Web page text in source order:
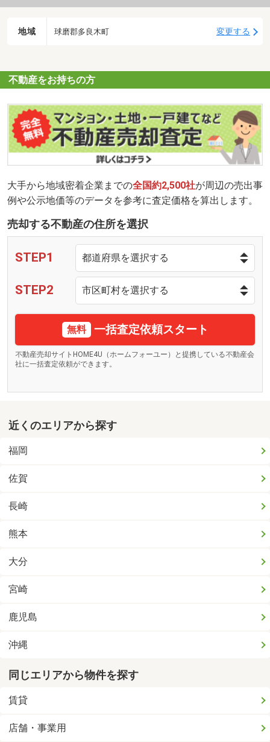
地域 球磨郡多良木町 変更する
不動産をお持ちの方
大手から地域密着企業までの全国約2,500社が周辺の売出事
例や公示地価等のデータを参考に査定価格を算出します。
売却する不動産の住所を選択
STEP1
STEP2
無料 一括査定依頼スタート
不動産売却サイトHOME4U（ホームフォーユー）と提携している不動産会
社に一括査定依頼ができます。
近くのエリアから探す
福岡
佐賀
長崎
熊本
大分
宮崎
鹿児島
沖縄
同じエリアから物件を探す
賃貸
店舗・事業用